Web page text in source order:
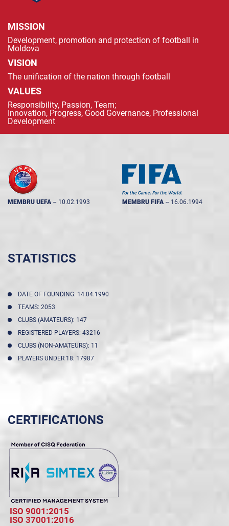
MISSION
Development, promotion and protection of football in
Moldova
VISION
The unification of the nation through football
VALUES
Responsibility, Passion, Team;
Innovation, Progress, Good Governance, Professional
Development
MEMBRU UEFA -- 10.02.1993 MEMBRU FIFA -- 16.06.1994
STATISTICS
DATE OF FOUNDING: 14.04.1990
TEAMS: 2053
CLUBS (AMATEURS): 147
REGISTERED PLAYERS: 43216
CLUBS (NON-AMATEURS): 11
PLAYERS UNDER 18: 17987
CERTIFICATIONS
ISO 9001:2015
ISO 37001:2016